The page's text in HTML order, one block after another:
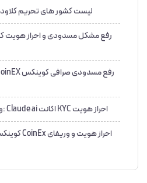
لیست کشور های تحریم کلاود Claude :لیست کامل و به‌روز
احراز هویت KYC اکانت Claude ai :وریفای تضمینی حساب کلاود